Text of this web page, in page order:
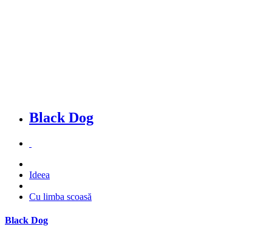
Black Dog
Ideea
Cu limba scoasă
Black Dog